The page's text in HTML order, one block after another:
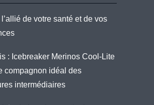
de votre santé et de vos
: Icebreaker Merinos Cool-Lite
compagnon idéal des
intermédiaires